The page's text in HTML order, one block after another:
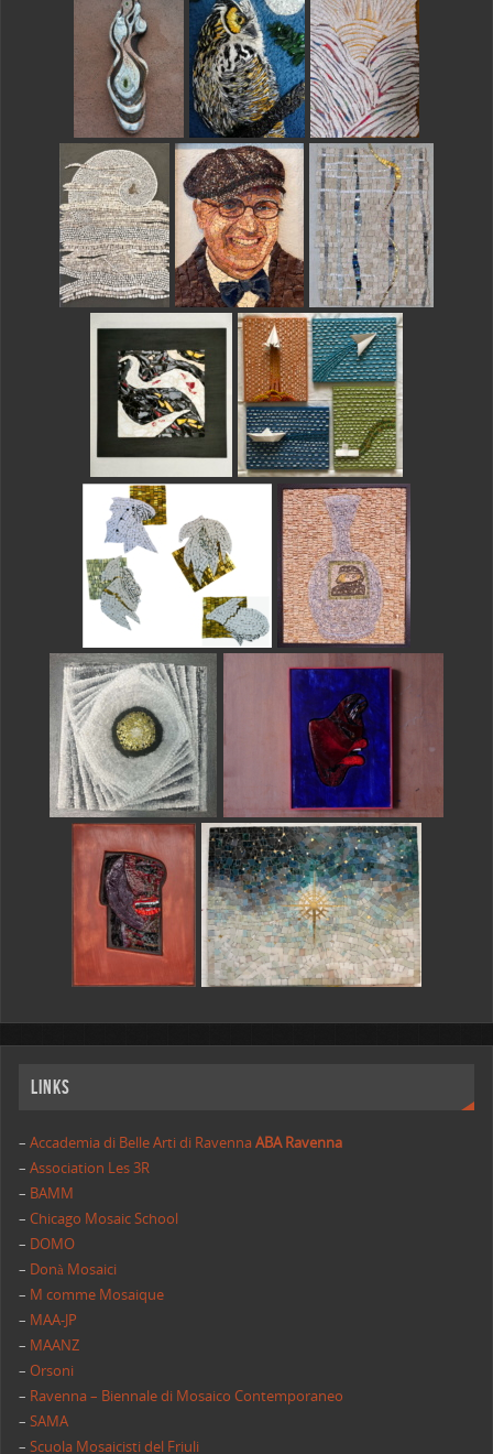
Links
– Accademia di Belle Arti di RavennaABA Ravenna
–Association Les 3R
– BAMM
–Chicago Mosaic School
– DOMO
– Donà Mosaici
– M comme Mosaique
– MAA-JP
– MAANZ
–Orsoni
– Ravenna – Biennale di Mosaico Contemporaneo
–SAMA
–Scuola Mosaicisti del Friuli